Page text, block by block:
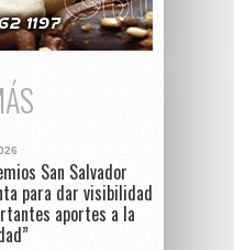
San Salvador
para dar visibilidad
aportes a la